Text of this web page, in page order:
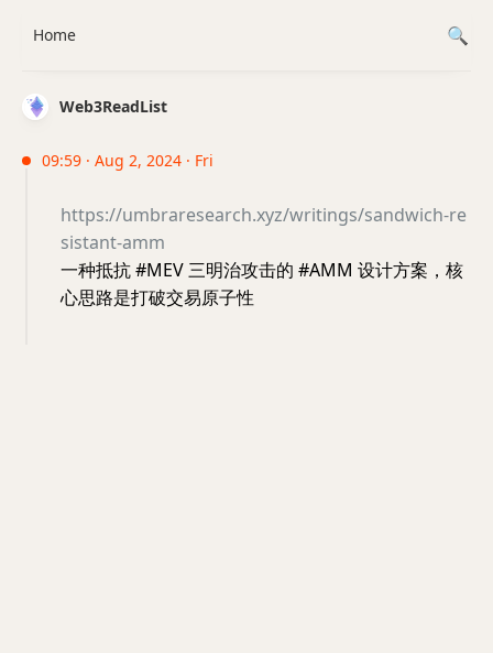
Web3ReadList
09:59 · Aug 2, 2024 · Fri
https://umbraresearch.xyz/writings/sandwich-re
sistant-amm
一种抵抗 #MEV 三明治攻击的 #AMM 设计方案，核
心思路是打破交易原子性
Home